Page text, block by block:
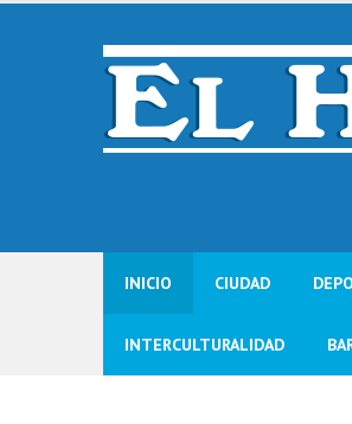
Skip
INICIO CIUDAD
INTERCULTURALIDAD